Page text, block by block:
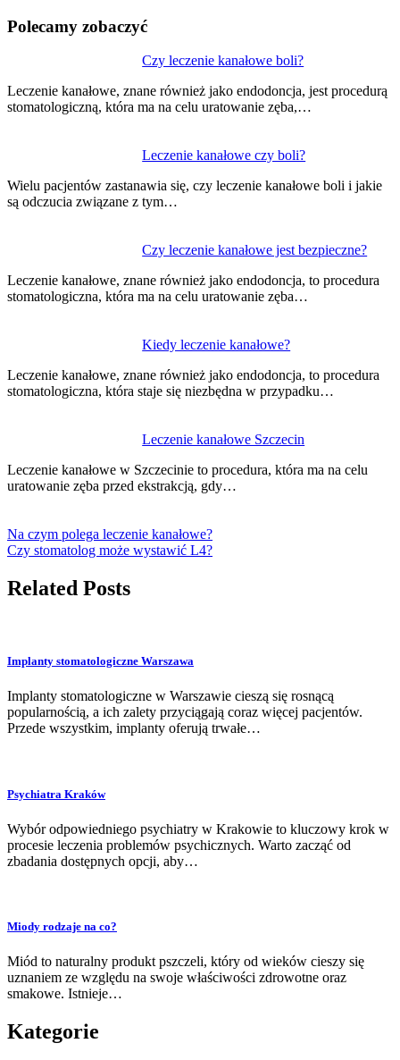
Polecamy zobaczyć
Czy leczenie kanałowe boli?
Leczenie kanałowe, znane również jako endodoncja, jest procedurą
stomatologiczną, która ma na celu uratowanie zęba,…
Leczenie kanałowe czy boli?
Wielu pacjentów zastanawia się, czy leczenie kanałowe boli i jakie
są odczucia związane z tym…
Czy leczenie kanałowe jest bezpieczne?
Leczenie kanałowe, znane również jako endodoncja, to procedura
stomatologiczna, która ma na celu uratowanie zęba…
Kiedy leczenie kanałowe?
Leczenie kanałowe, znane również jako endodoncja, to procedura
stomatologiczna, która staje się niezbędna w przypadku…
Leczenie kanałowe Szczecin
Leczenie kanałowe w Szczecinie to procedura, która ma na celu
uratowanie zęba przed ekstrakcją, gdy…
wpisu
Na czym polega leczenie kanałowe?
Czy stomatolog może wystawić L4?
Related Posts
Implanty stomatologiczne Warszawa
Implanty stomatologiczne w Warszawie cieszą się rosnącą
popularnością, a ich zalety przyciągają coraz więcej pacjentów.
Przede wszystkim, implanty oferują trwałe…
Psychiatra Kraków
Wybór odpowiedniego psychiatry w Krakowie to kluczowy krok w
procesie leczenia problemów psychicznych. Warto zacząć od
zbadania dostępnych opcji, aby…
Miody rodzaje na co?
Miód to naturalny produkt pszczeli, który od wieków cieszy się
uznaniem ze względu na swoje właściwości zdrowotne oraz
smakowe. Istnieje…
Kategorie